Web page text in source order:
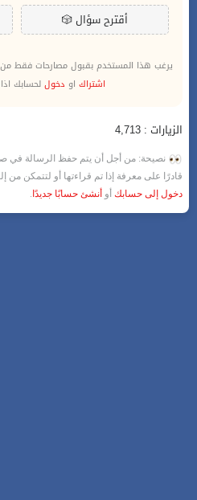
🎲أقترح سؤال
يرغب هذا المستخدم بقبول مصارحات فقط من
اشتراك او دخوللحسابك
الزيارات : 4,713
نصيحة: من أجل أن يتم حفظ الرسالة في
قادرًا على معرفة إذا تم قراءتها أو لتتمكن من
دخول إلى حسابك أو أنشئ حسابًا جديدًا .